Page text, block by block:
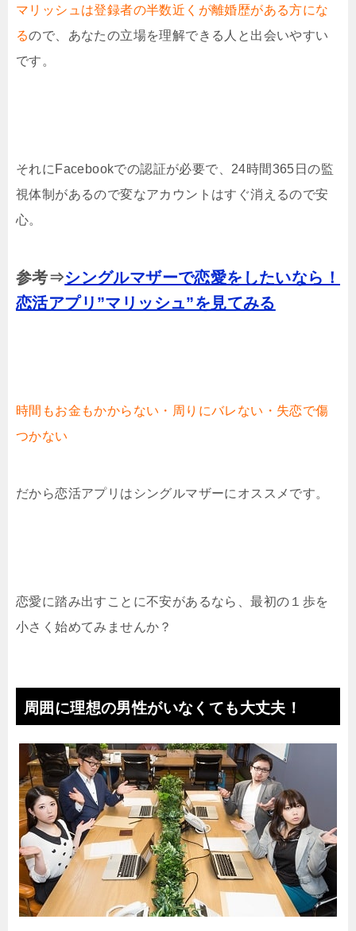
マリッシュは登録者の半数近くが離婚歴がある方にな
るので、あなたの立場を理解できる人と出会いやすい
です。
それにFacebookでの認証が必要で、24時間365日の監
視体制があるので変なアカウントはすぐ消えるので安
心。
参考⇒シングルマザーで恋愛をしたいなら！
恋活アプリ”マリッシュ”を見てみる
時間もお金もかからない・周りにバレない・失恋で傷
つかない
だから恋活アプリはシングルマザーにオススメです。
恋愛に踏み出すことに不安があるなら、最初の１歩を
小さく始めてみませんか？
周囲に理想の男性がいなくても大丈夫！